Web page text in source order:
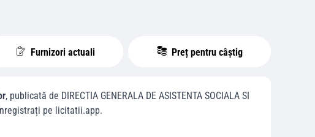
Furnizori actuali Preț pentru câștig
, publicată de DIRECTIA GENERALA DE ASISTENTA SOCIALA SI
pe licitatii.app.